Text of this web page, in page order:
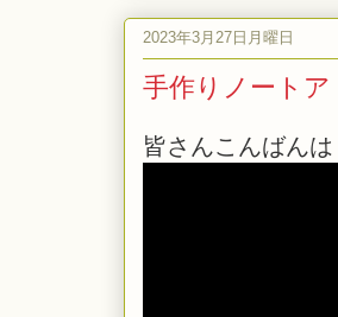
2023年3月27日月曜日
手作りノートア
皆さんこんばん